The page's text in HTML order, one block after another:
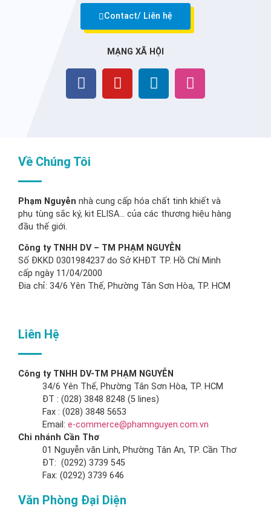
Contact/ Liên hệ
MẠNG XÃ HỘI
Về Chúng Tôi
Phạm Nguyễn nhà cung cấp hóa chất tinh khiết và
phụ tùng sắc ký, kit ELISA… của các thương hiệu hàng
đầu thế giới.
Công ty TNHH DV – TM PHẠM NGUYỄN
Số ĐKKD 0301984237 do Sở KHĐT TP. Hồ Chí Minh
cấp ngày 11/04/2000
Đia chỉ: 34/6 Yên Thế, Phường Tân Sơn Hòa, TP. HCM
Liên Hệ
Công ty TNHH DV-TM PHẠM NGUYỄN
34/6 Yên Thế, Phường Tân Sơn Hòa, TP. HCM
ĐT : (028) 3848 8248 (5 lines)
Fax : (028) 3848 5653
Email: e-commerce@phamnguyen.com.vn
Chi nhánh Cần Thơ
01 Nguyễn văn Linh, Phường Tân An, TP. Cần Thơ
ĐT: (0292) 3739 545
Fax: (0292) 3739 646
Văn Phòng Đại Diện